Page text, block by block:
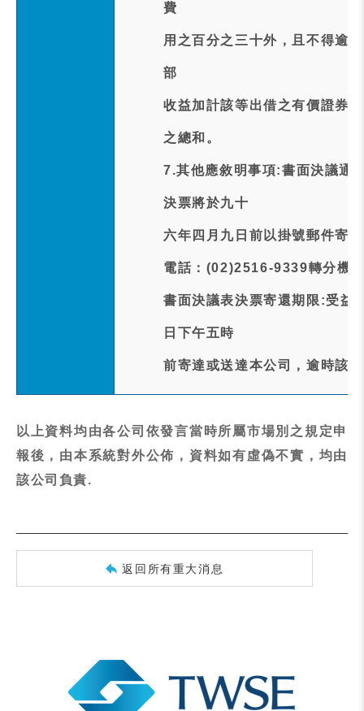
費
用之百分之三十外，且不得逾
部
收益加計該等出借之有價證券
之總和。
7.其他應敘明事項:書面決議通
決票將於九十
六年四月九日前以掛號郵件寄
電話：(02)2516-9339轉分機9
書面決議表決票寄還期限:受益
日下午五時
前寄達或送達本公司，逾時該
以上資料均由各公司依發言當時所屬市場別之規定申
報後，由本系統對外公佈，資料如有虛偽不實，均由
該公司負責.
返回所有重大消息